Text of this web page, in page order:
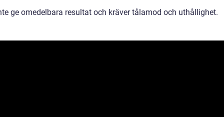
ge omedelbara resultat och kräver tålamod och uthållighet.